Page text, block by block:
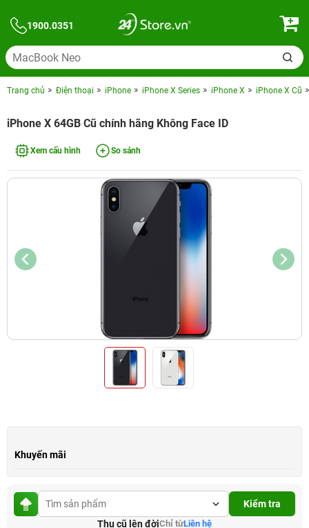
1900.0351
Trang chủ Điện thoại iPhone iPhone X Series iPhone X iPhone X Cũ
iPhone X 64GB Cũ chính hãng Không Face ID
Xem cấu hình So sánh
Khuyến mãi
Kiểm tra
Thu cũ lên đờiChỉ từLiên hệ